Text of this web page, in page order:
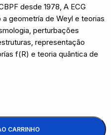
desde 1978, A ECG
geometría de Weyl e teorias
perturbações
representação
f(R) e teoria quântica de
CARRINHO